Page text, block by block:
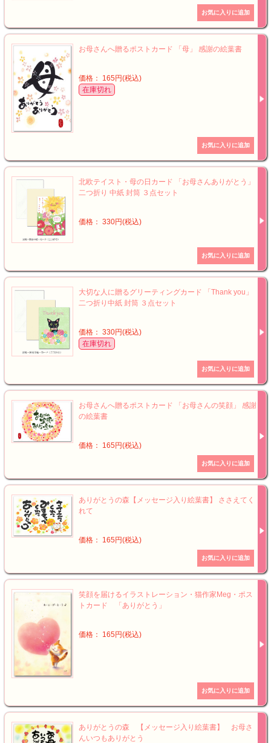
お母さんへ贈るポストカード 「母」 感謝の絵葉書
価格： 165円(税込)
在庫切れ
北欧テイスト・母の日カード 「お母さんありがとう」
二つ折り 中紙 封筒 ３点セット
価格： 330円(税込)
大切な人に贈るグリーティングカード 「Thank you」
二つ折り中紙 封筒 ３点セット
価格： 330円(税込)
在庫切れ
お母さんへ贈るポストカード 「お母さんの笑顔」 感謝
の絵葉書
価格： 165円(税込)
ありがとうの森【メッセージ入り絵葉書】 ささえてく
れて
価格： 165円(税込)
笑顔を届けるイラストレーション・猫作家Meg・ポス
トカード 「ありがとう」
価格： 165円(税込)
ありがとうの森 【メッセージ入り絵葉書】 お母さ
んいつもありがとう